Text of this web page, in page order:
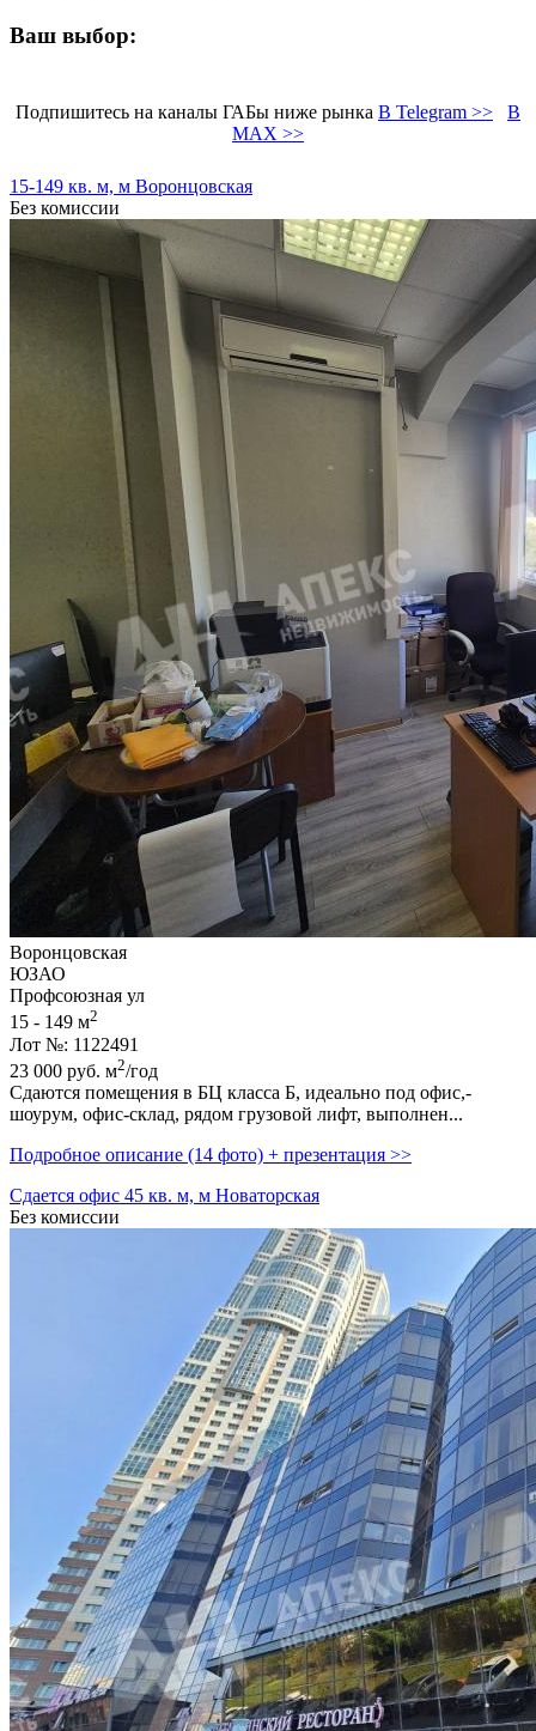
Ваш выбор:
Подпишитесь на каналы ГАБы ниже рынка В Telegram >>
В
MAX >>
15-149 кв. м, м Воронцовская
Без комиссии
Воронцовская
ЮЗАО
Профсоюзная ул
15 - 149 м2
Лот №: 1122491
23 000 руб. м2/год
Сдаются помещения в БЦ класса Б,­ идеально под офис,­
шоурум,­ офис-склад,­ рядом грузовой лифт,­ выполнен...
Подробное описание (14 фото) + презентация >>
Сдается офис 45 кв. м, м Новаторская
Без комиссии